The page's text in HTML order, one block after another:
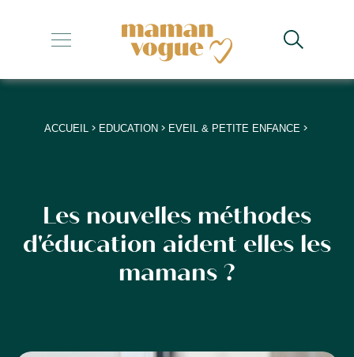
+
+
+
+
ACCUEIL> EDUCATION> EVEIL & PETITE ENFANCE>
Les nouvelles méthodes
d'éducation aident elles les
mamans ?